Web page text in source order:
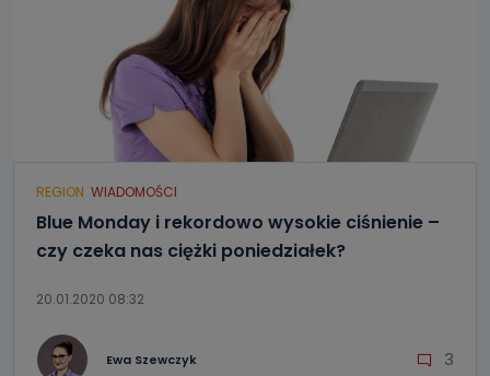
REGION WIADOMOŚCI
Blue Monday i rekordowo wysokie ciśnienie –
czy czeka nas ciężki poniedziałek?
20.01.2020 08:32
Ewa Szewczyk 3